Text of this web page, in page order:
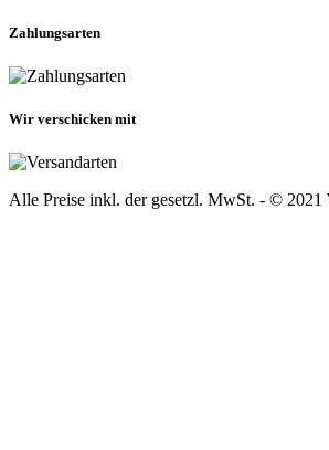
Zahlungsarten
Wir verschicken mit
Alle Preise inkl. der gesetzl. MwSt. - ©